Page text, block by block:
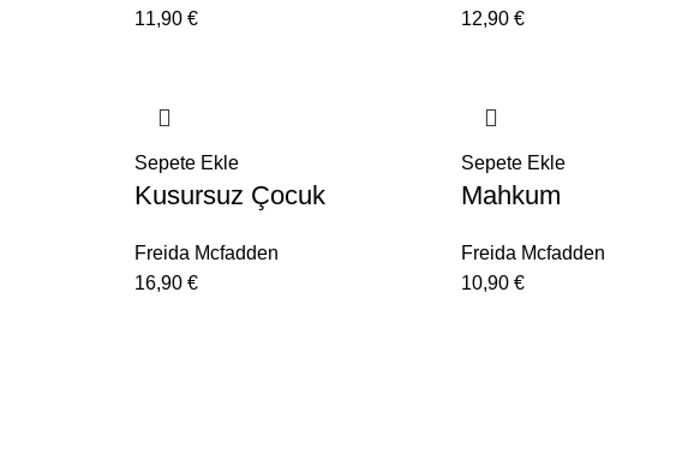
11,90€
12,90€
Sepete Ekle
Kusursuz Çocuk
Freida Mcfadden
16,90€
Sepete Ekle
Mahkum
Freida Mcfadden
10,90€